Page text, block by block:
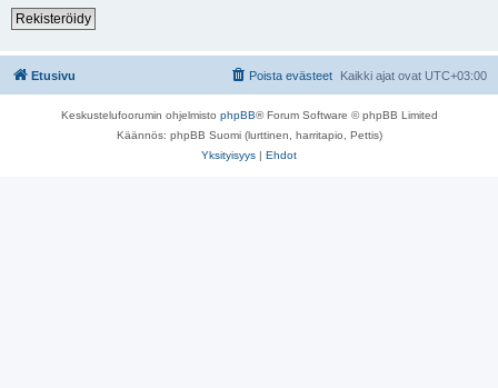
Rekisteröidy
Etusivu Kaikki ajat ovat UTC+03:00
Poista evästeet
Keskustelufoorumin ohjelmisto phpBB® Forum Software © phpBB Limited
Käännös: phpBB Suomi (lurttinen, harritapio, Pettis)
Yksityisyys | Ehdot